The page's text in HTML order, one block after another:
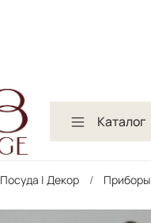
Каталог
Посуда | Декор Приборы